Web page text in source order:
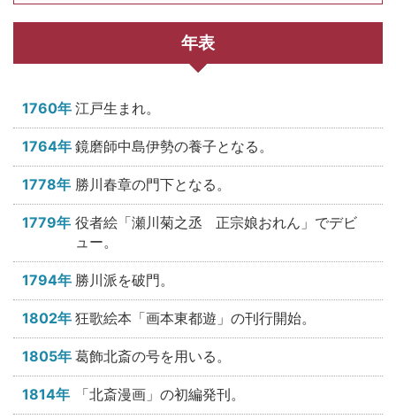
年表
1760年 江戸生まれ。
1764年 鏡磨師中島伊勢の養子となる。
1778年 勝川春章の門下となる。
1779年 役者絵「瀬川菊之丞 正宗娘おれん」でデビ
ュー。
1794年 勝川派を破門。
1802年 狂歌絵本「画本東都遊」の刊行開始。
1805年 葛飾北斎の号を用いる。
1814年 「北斎漫画」の初編発刊。